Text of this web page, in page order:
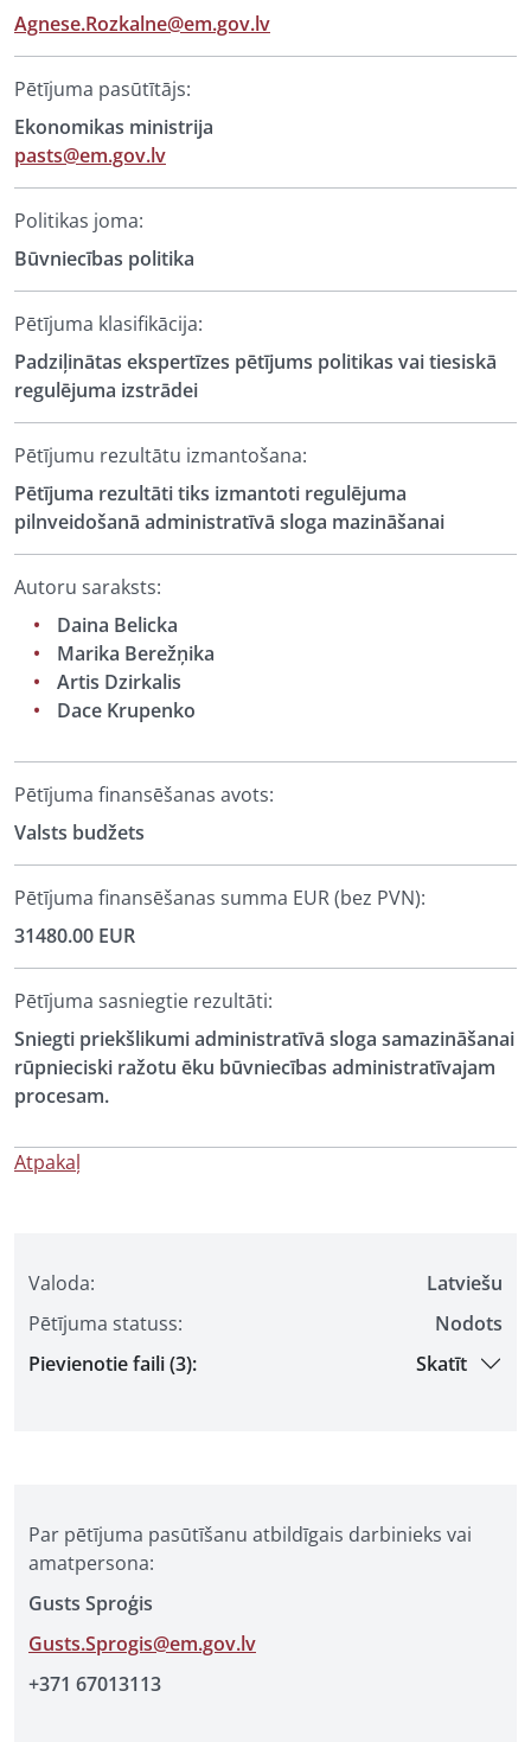
Valoda:
Latviešu
Pētījuma statuss:
Nodots
Pievienotie faili (3):
Skatīt
Par pētījuma pasūtīšanu atbildīgais darbinieks vai
amatpersona:
Gusts Sproģis
Gusts.Sprogis@em.gov.lv
+371 67013113
Agnese.Rozkalne@em.gov.lv
Pētījuma pasūtītājs:
Ekonomikas ministrija
pasts@em.gov.lv
Politikas joma:
Būvniecības politika
Pētījuma klasifikācija:
Padziļinātas ekspertīzes pētījums politikas vai tiesiskā
regulējuma izstrādei
Pētījumu rezultātu izmantošana:
Pētījuma rezultāti tiks izmantoti regulējuma
pilnveidošanā administratīvā sloga mazināšanai
Autoru saraksts:
Daina Belicka
Marika Berežņika
Artis Dzirkalis
Dace Krupenko
Pētījuma finansēšanas avots:
Valsts budžets
Pētījuma finansēšanas summa EUR (bez PVN):
31480.00 EUR
Pētījuma sasniegtie rezultāti:
Sniegti priekšlikumi administratīvā sloga samazināšanai
rūpnieciski ražotu ēku būvniecības administratīvajam
procesam.
Atpakaļ